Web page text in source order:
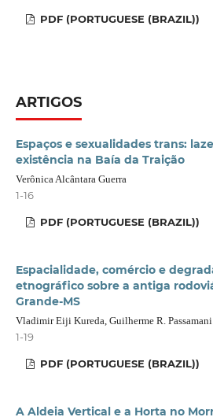
PDF (PORTUGUESE (BRAZIL))
ARTIGOS
Espaços e sexualidades trans:
existência na Baía da Traição
Verônica Alcântara Guerra
1-16
PDF (PORTUGUESE (BRAZIL))
Espacialidade, comércio e
etnográfico sobre a antiga
Grande-MS
Vladimir Eiji Kureda, Guilherme R. Passamani
1-19
PDF (PORTUGUESE (BRAZIL))
A Aldeia Vertical e a Horta no